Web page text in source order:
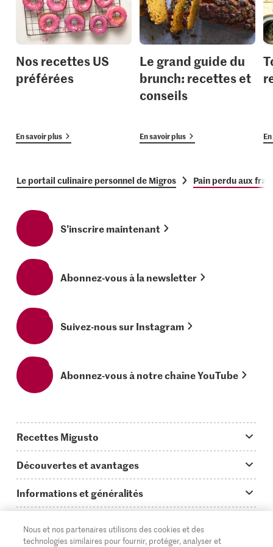
Nos recettes US
préférées
En savoir plus
Le grand guide du
brunch: recettes et
conseils
En savoir plus
Le portail culinaire personnel de Migros Pain perdu aux
S’inscrire maintenant
Abonnez-vous à la newsletter
Suivez-nous sur Instagram
Abonnez-vous à notre chaîne YouTube
Recettes Migusto
Idées de menus
Plats principaux
Simple & vite prêt
Découvertes et avantages
On en parle...
Tutoriels
Informations et généralités
Questions concernant Migusto
Cuisiner avec Migusto
Supermarché
Nous et nos partenaires utilisons des cookies et des
technologies similaires pour fournir, protéger, analyser et